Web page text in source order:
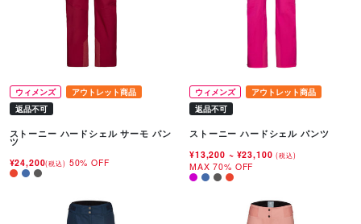
ウィメンズ
アウトレット商品
返品不可
ストーニー ハードシェル サーモ パン
ツ
¥24,200(税込) 50% OFF
ウィメンズ
アウトレット商品
返品不可
ストーニー ハードシェル パンツ
¥13,200 ~ ¥23,100(税込)
MAX 70% OFF